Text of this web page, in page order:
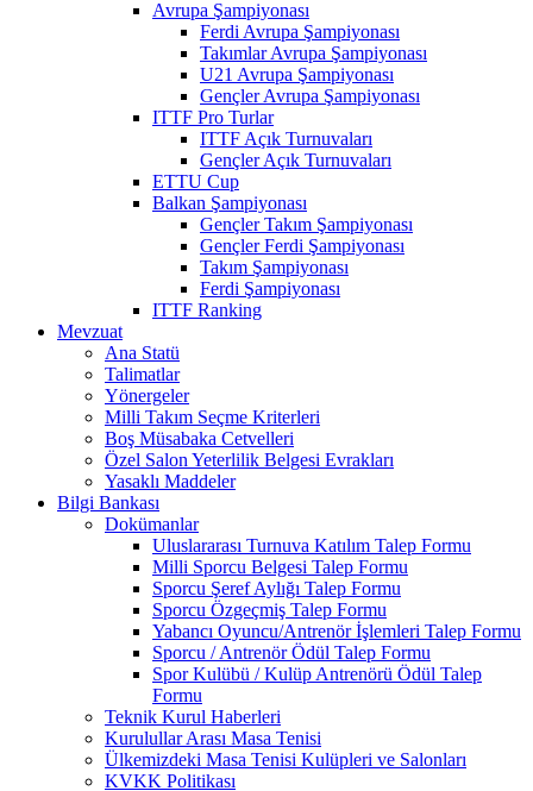
Avrupa Şampiyonası
Ferdi Avrupa Şampiyonası
Takımlar Avrupa Şampiyonası
U21 Avrupa Şampiyonası
Gençler Avrupa Şampiyonası
ITTF Pro Turlar
ITTF Açık Turnuvaları
Gençler Açık Turnuvaları
ETTU Cup
Balkan Şampiyonası
Gençler Takım Şampiyonası
Gençler Ferdi Şampiyonası
Takım Şampiyonası
Ferdi Şampiyonası
ITTF Ranking
Mevzuat
Ana Statü
Talimatlar
Yönergeler
Milli Takım Seçme Kriterleri
Boş Müsabaka Cetvelleri
Özel Salon Yeterlilik Belgesi Evrakları
Yasaklı Maddeler
Bilgi Bankası
Dokümanlar
Uluslararası Turnuva Katılım Talep Formu
Milli Sporcu Belgesi Talep Formu
Sporcu Şeref Aylığı Talep Formu
Sporcu Özgeçmiş Talep Formu
Yabancı Oyuncu/Antrenör İşlemleri Talep Formu
Sporcu / Antrenör Ödül Talep Formu
Spor Kulübü / Kulüp Antrenörü Ödül Talep
Formu
Teknik Kurul Haberleri
Kurulullar Arası Masa Tenisi
Ülkemizdeki Masa Tenisi Kulüpleri ve Salonları
KVKK Politikası